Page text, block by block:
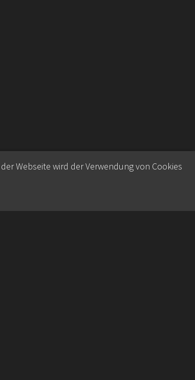
Webseite wird der Verwendung von Cookies